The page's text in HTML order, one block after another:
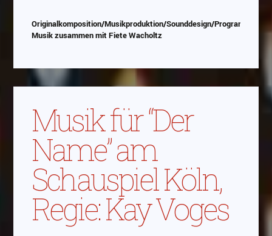
Originalkomposition/Musikproduktion/Sounddesign/
Musik zusammen mit Fiete Wacholtz
Musik für “Der
Name” am
Schauspiel Köln,
Regie: Kay Voges